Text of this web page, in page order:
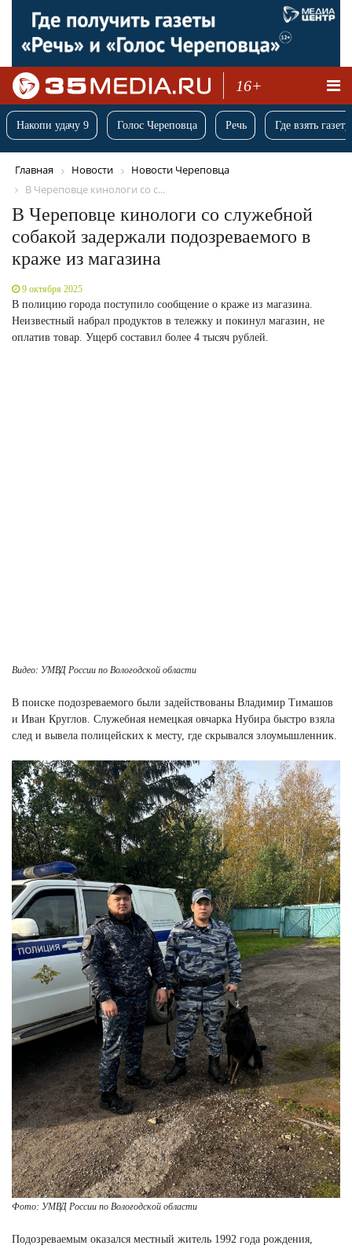
16+
Накопи удачу 9 Голос Череповца Речь Где взять
Главная Новости
Новости Череповца
В Череповце кинологи со с...
В Череповце кинологи со служебной
собакой задержали подозреваемого в
краже из магазина
9 октября 2025
В полицию города поступило сообщение о краже из магазина.
Неизвестный набрал продуктов в тележку и покинул магазин, не
оплатив товар. Ущерб составил более 4 тысяч рублей.
Видео: УМВД России по Вологодской области
В поиске подозреваемого были задействованы Владимир Тимашов
и Иван Круглов. Служебная немецкая овчарка Нубира быстро взяла
след и вывела полицейских к месту, где скрывался злоумышленник.
Фото: УМВД России по Вологодской области
Подозреваемым оказался местный житель 1992 года рождения,